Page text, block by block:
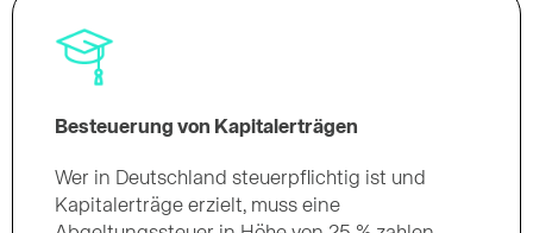
Besteuerung von Kapitalerträgen
Wer in Deutschland steuerpflichtig ist und
Kapitalerträge erzielt, muss eine